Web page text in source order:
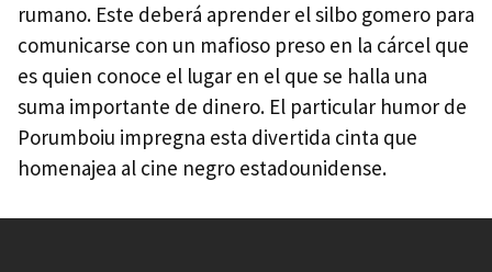
rumano. Este deberá aprender el silbo gomero para
comunicarse con un mafioso preso en la cárcel que
es quien conoce el lugar en el que se halla una
suma importante de dinero. El particular humor de
Porumboiu impregna esta divertida cinta que
homenajea al cine negro estadounidense.